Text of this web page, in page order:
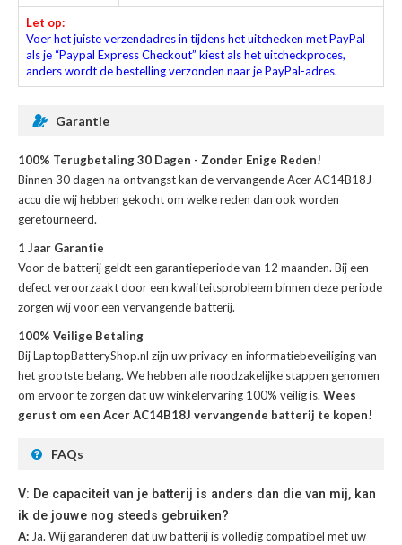
Let op:
Voer het juiste verzendadres in tijdens het uitchecken met PayPal
als je “Paypal Express Checkout” kiest als het uitcheckproces,
anders wordt de bestelling verzonden naar je PayPal-adres.
Garantie
100% Terugbetaling 30 Dagen - Zonder Enige Reden!
Binnen 30 dagen na ontvangst kan devervangende Acer AC14B18J
accu die wij hebben gekocht om welke reden dan ook worden
geretourneerd.
1 Jaar Garantie
Voor debatterij geldt een garantieperiode van 12 maanden. Bij een
defect veroorzaakt door een kwaliteitsprobleem binnen deze periode
zorgen wij voor een vervangende batterij.
100% Veilige Betaling
Bij LaptopBatteryShop.nl zijn uw privacy en informatiebeveiliging van
het grootste belang. We hebben alle noodzakelijke stappen genomen
om ervoor te zorgen dat uw winkelervaring 100% veilig is. Wees
gerust om een Acer AC14B18J vervangende batterij te kopen!
FAQs
V: De capaciteit van je batterij is anders dan die van mij, kan
ik de jouwe nog steeds gebruiken?
A: Ja. Wij garanderen dat uw batterij is volledig compatibel met uw